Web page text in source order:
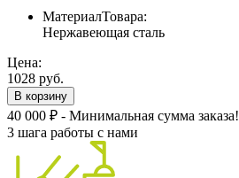
МатериалТовара:
Нержавеющая сталь
Цена:
1028 руб.
В корзину
40 000 ₽ - Минимальная сумма заказа!
3 шага работы с нами